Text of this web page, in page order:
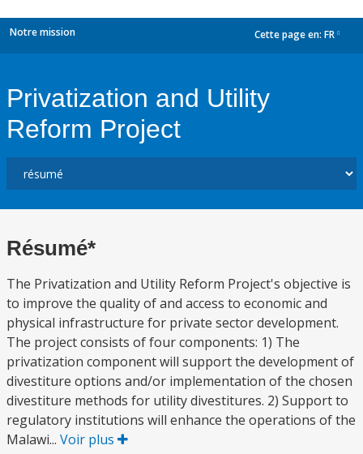
Notre mission Cette page en: FR
Privatization and Utility
Reform Project
Résumé*
The Privatization and Utility Reform Project's objective is
to improve the quality of and access to economic and
physical infrastructure for private sector development.
The project consists of four components: 1) The
privatization component will support the development of
divestiture options and/or implementation of the chosen
divestiture methods for utility divestitures. 2) Support to
regulatory institutions will enhance the operations of the
Malawi... Voir plus